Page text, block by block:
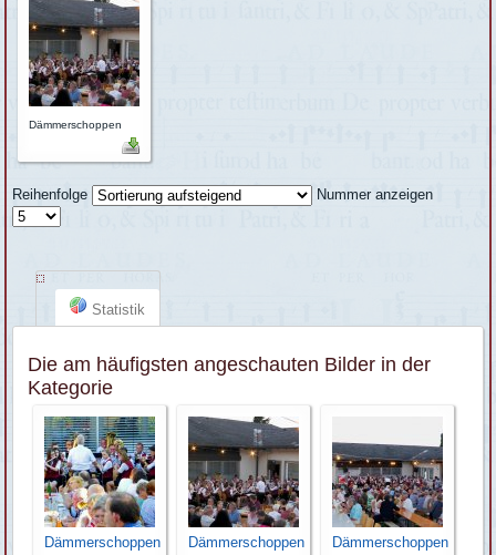
Dämmerschoppen
Reihenfolge Nummer anzeigen
Statistik
Die am häufigsten angeschauten Bilder in der
Kategorie
Dämmerschoppen Dämmerschoppen Dämmerschoppen